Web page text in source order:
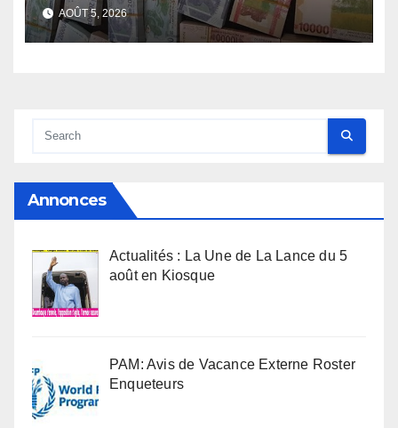
AOÛT 5, 2026
Annonces
Actualités : La Une de La Lance du 5
août en Kiosque
PAM: Avis de Vacance Externe Roster
Enqueteurs